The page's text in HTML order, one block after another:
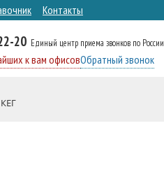
Контакты
20 Единый центр приема звонков по России
к вам офисовОбратный звонок